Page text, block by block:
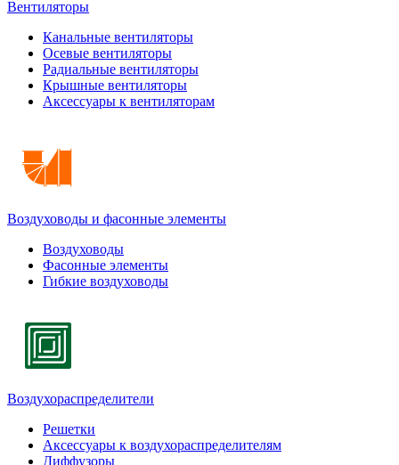
Вентиляторы
Канальные вентиляторы
Осевые вентиляторы
Радиальные вентиляторы
Крышные вентиляторы
Аксессуары к вентиляторам
Воздуховоды и фасонные элементы
Воздуховоды
Фасонные элементы
Гибкие воздуховоды
Воздухораспределители
Решетки
Аксессуары к воздухораспределителям
Диффузоры